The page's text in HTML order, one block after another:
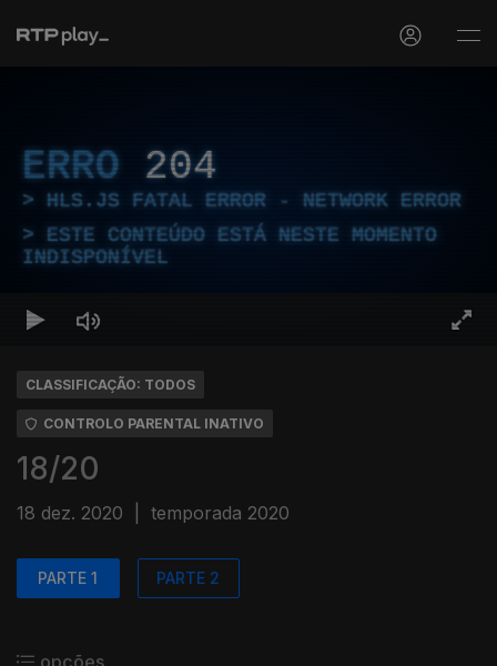
ERRO 204
HLS.JS FATAL ERROR - NETWORK ERROR
ESTE CONTEÚDO ESTÁ NESTE MOMENTO
INDISPONÍVEL
CLASSIFICAÇÃO: TODOS
CONTROLO PARENTAL INATIVO
18/20
18 dez. 2020 temporada 2020
PARTE 1 PARTE 2
opções